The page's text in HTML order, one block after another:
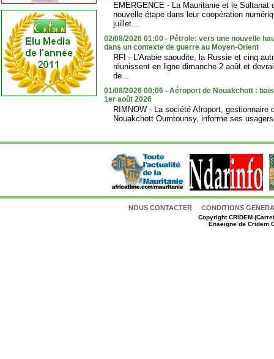
EMERGENCE - La Mauritanie et le Sultanat
nouvelle étape dans leur coopération
juillet...
02/08/2026 01:00 - Pétrole: vers une nouvelle
dans un contexte de guerre au Moyen-Orient
RFI - L'Arabie saoudite, la Russie et cinq
réunissent en ligne dimanche 2 août et
de...
01/08/2026 00:06 - Aéroport de Nouakchott :
1er août 2026
RIMNOW - La société Afroport, gestionnaire
Nouakchott Oumtounsy, informe ses
NOUS CONTACTER CONDITIONS
CopyrightCRIDEM
Enseigne de Cridem